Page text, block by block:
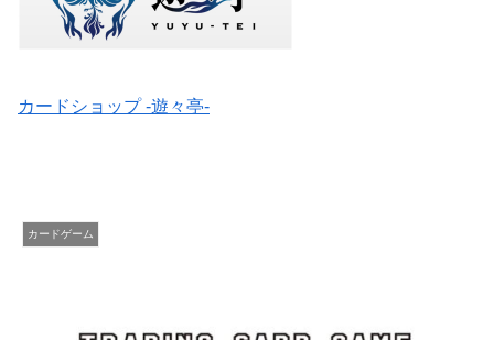
カードショップ -遊々亭-
カードゲーム